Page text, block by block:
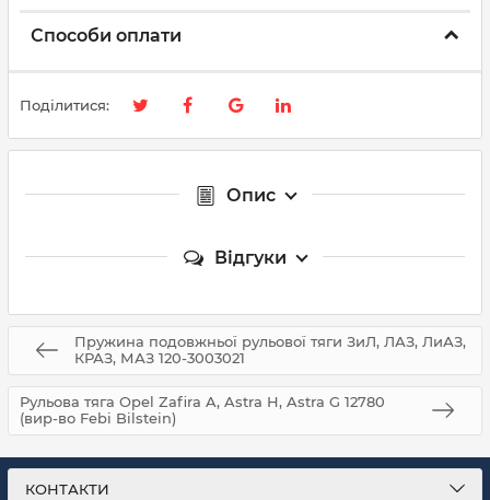
Способи оплати
Поділитися:
Опис
Відгуки
Пружина подовжньої рульової тяги ЗиЛ, ЛАЗ, ЛиАЗ,
КРАЗ, МАЗ 120-3003021
Рульова тяга Opel Zafira A, Astra H, Astra G 12780
(вир-во Febi Bilstein)
КОНТАКТИ